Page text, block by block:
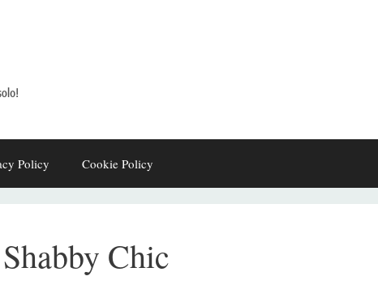
Policy Cookie Policy
Chic